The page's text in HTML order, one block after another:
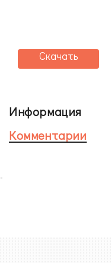
Скачать
Информация
Комментарии
-